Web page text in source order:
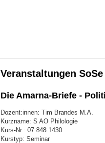
Veranstaltungen SoSe
Die Amarna-Briefe -
Dozent:innen: Tim Brandes M.A.
Kurzname: S AO Philologie
Kurs-Nr.: 07.848.1430
Kurstyp: Seminar